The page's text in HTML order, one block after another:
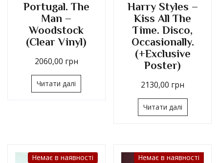
Portugal. The
Man –
Woodstock
(Clear Vinyl)
2060,00 грн
Читати далі
Harry Styles –
Kiss All The
Time. Disco,
Occasionally.
(+Exclusive
Poster)
2130,00 грн
Читати далі
Немає в наявності Немає в наявності